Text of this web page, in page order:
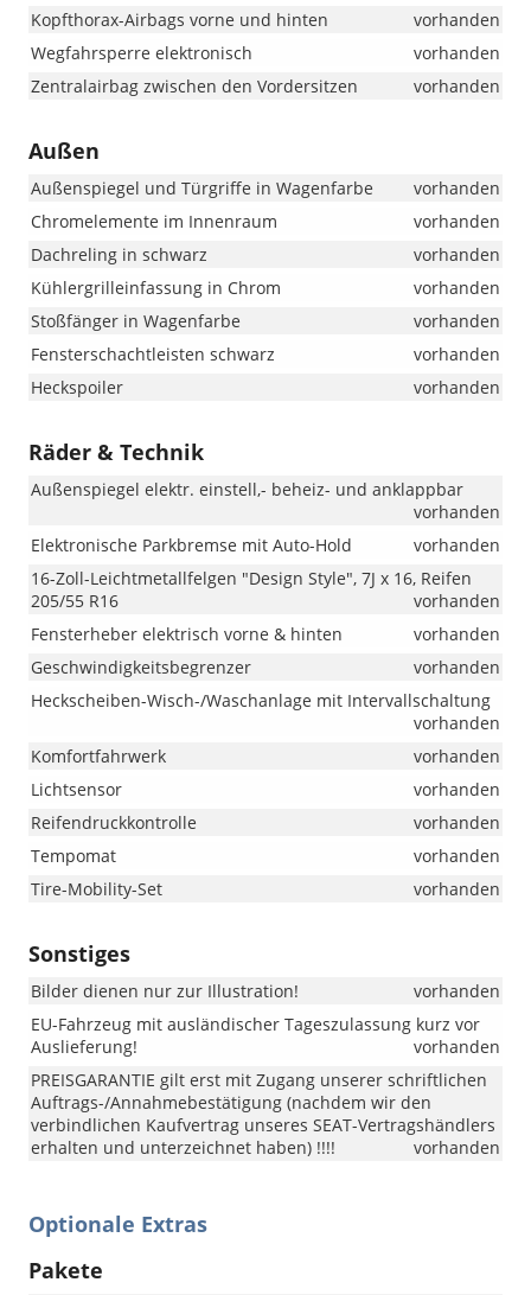
Kopfthorax-Airbags vorne und hinten
vorhanden
Wegfahrsperre elektronisch
vorhanden
Zentralairbag zwischen den Vordersitzen
vorhanden
Außen
Außenspiegel und Türgriffe in Wagenfarbe
vorhanden
Chromelemente im Innenraum
vorhanden
Dachreling in schwarz
vorhanden
Kühlergrilleinfassung in Chrom
vorhanden
Stoßfänger in Wagenfarbe
vorhanden
Fensterschachtleisten schwarz
vorhanden
Heckspoiler
vorhanden
Räder & Technik
Außenspiegel elektr. einstell,- beheiz- und anklappbar
vorhanden
Elektronische Parkbremse mit Auto-Hold
vorhanden
16-Zoll-Leichtmetallfelgen "Design Style", 7J x 16, Reifen
205/55 R16
vorhanden
Fensterheber elektrisch vorne & hinten
vorhanden
Geschwindigkeitsbegrenzer
vorhanden
Heckscheiben-Wisch-/Waschanlage mit Intervallschaltung
vorhanden
Komfortfahrwerk
vorhanden
Lichtsensor
vorhanden
Reifendruckkontrolle
vorhanden
Tempomat
vorhanden
Tire-Mobility-Set
vorhanden
Sonstiges
Bilder dienen nur zur Illustration!
vorhanden
EU-Fahrzeug mit ausländischer Tageszulassung kurz vor
Auslieferung!
vorhanden
PREISGARANTIE gilt erst mit Zugang unserer schriftlichen
Auftrags-/Annahmebestätigung (nachdem wir den
verbindlichen Kaufvertrag unseres SEAT-Vertragshändlers
erhalten und unterzeichnet haben) !!!!
vorhanden
Optionale Extras
Pakete